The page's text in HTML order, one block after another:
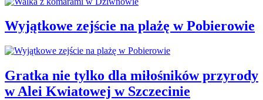
Wyjątkowe zejście na plażę w Pobierowie
Gratka nie tylko dla miłośników przyrody
w Alei Kwiatowej w Szczecinie